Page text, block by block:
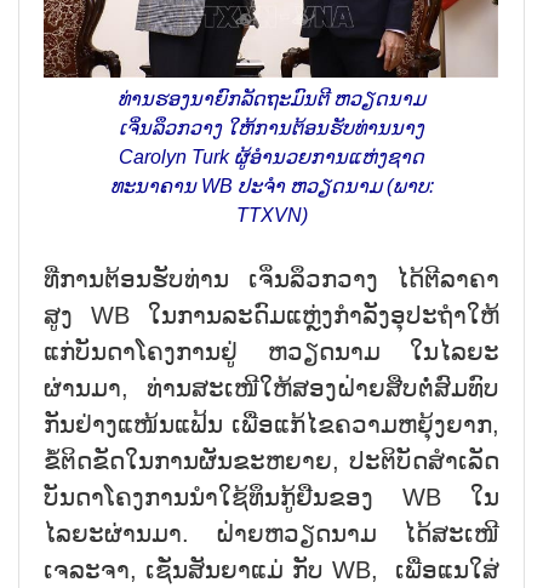
ທ່ານຮອງນາຍົກລັດຖະມົນຕີ ຫວຽດນາມ
ເຈິ່ນລຶວກວາງ ໃຫ້ການຕ້ອນຮັບທ່ານນາງ
Carolyn Turk ຜູ້ອຳນວຍການແຫ່ງຊາດ
ທະນາຄານ WB ປະຈຳ ຫວຽດນາມ (ພາບ:
TTXVN)
ທີ່ການຕ້ອນຮັບທ່ານ ເຈິ່ນລຶວກວາງ ໄດ້ຕີລາຄາ
ສູງ WB ໃນການລະດົມແຫຼ່ງກຳລັງອຸປະຖຳໃຫ້
ແກ່ບັນດາໂຄງການຢູ່ ຫວຽດນາມ ໃນໄລຍະ
ຜ່ານມາ, ທ່ານສະເໜີໃຫ້ສອງຝ່າຍສືບຕໍ່ສົມທົບ
ກັນຢ່າງແໜ້ນແຟ້ນ ເພື່ອແກ້ໄຂຄວາມຫຍຸ້ງຍາກ,
ຂໍ້ຕິດຂັດໃນການຜັນຂະຫຍາຍ, ປະຕິບັດສຳເລັດ
ບັນດາໂຄງການນຳໃຊ້ທຶນກູ້ຢືນຂອງ WB ໃນ
ໄລຍະຜ່ານມາ. ຝ່າຍຫວຽດນາມ ໄດ້ສະເໜີ
ເຈລະຈາ, ເຊັ່ນສັນຍາແມ່ ກັບ WB, ເພື່ອແນໃສ່